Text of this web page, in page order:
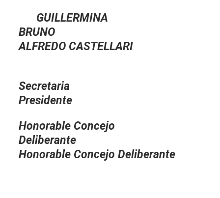
GUILLERMINA
BRUNO
ALFREDO CASTELLARI
Presidente
Honorable Concejo
Deliberante
Honorable Concejo Deliberante